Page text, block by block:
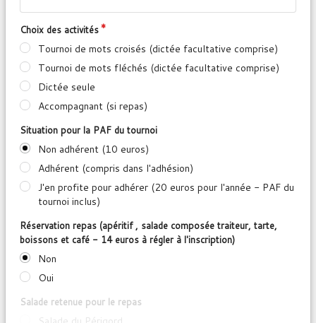
Choix des activités
Tournoi de mots croisés (dictée facultative comprise)
Tournoi de mots fléchés (dictée facultative comprise)
Dictée seule
Accompagnant (si repas)
Situation pour la PAF du tournoi
Non adhérent (10 euros)
Adhérent (compris dans l'adhésion)
J'en profite pour adhérer (20 euros pour l'année - PAF du
tournoi inclus)
Réservation repas (apéritif , salade composée traiteur, tarte,
boissons et café - 14 euros à régler à l'inscription)
Non
Oui
Salade retenue pour le repas